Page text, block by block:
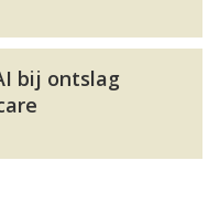
bij ontslag